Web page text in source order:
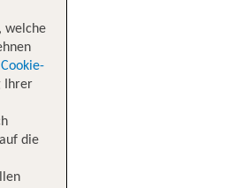
welche
Cookie-
Ihrer
die